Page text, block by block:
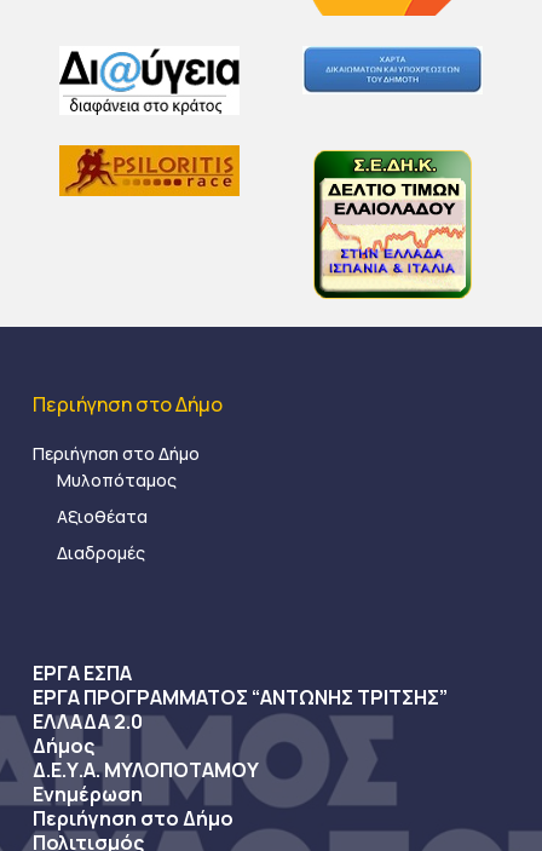
Περιήγηση στο Δήμο
Περιήγηση στο Δήμο
Μυλοπόταμος
Αξιοθέατα
Διαδρομές
ΕΡΓΑ ΕΣΠΑ
ΕΡΓΑ ΠΡΟΓΡΑΜΜΑΤΟΣ “ΑΝΤΩΝΗΣ ΤΡΙΤΣΗΣ”
ΕΛΛΑΔΑ 2.0
Δήμος
Δ.Ε.Υ.Α. ΜΥΛΟΠΟΤΑΜΟΥ
Ενημέρωση
Περιήγηση στο Δήμο
Πολιτισμός